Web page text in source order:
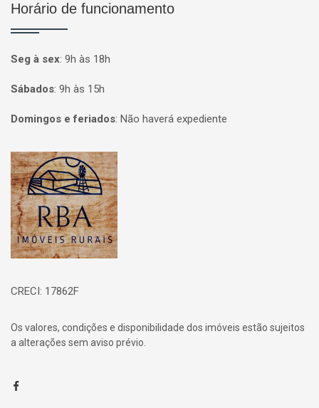
Horário de funcionamento
Seg à sex: 9h às 18h
Sábados: 9h às 15h
Domingos e feriados: Não haverá expediente
Página inicial
CRECI: 17862F
Os valores, condições e disponibilidade dos imóveis estão sujeitos
a alterações sem aviso prévio.
Facebook